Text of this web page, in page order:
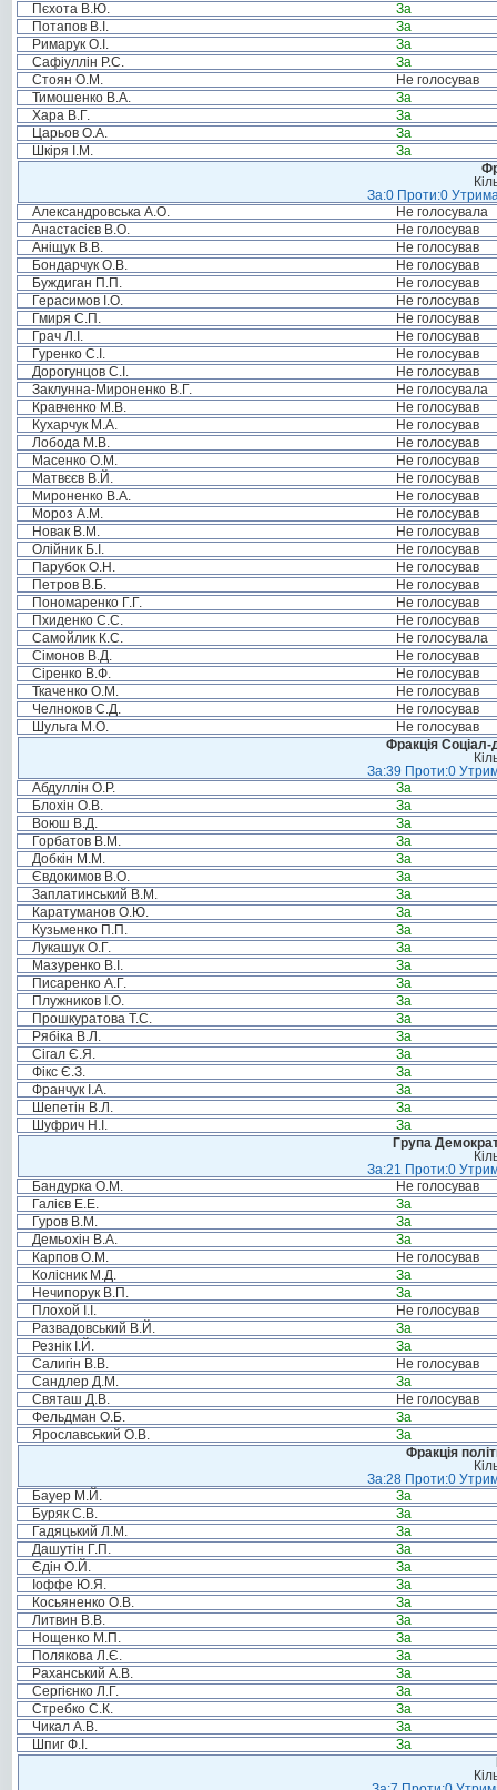
Пєхота В.Ю.
За
Потапов В.І.
За
Римарук О.І.
За
Сафіуллін Р.С.
За
Стоян О.М.
Не голосував
Тимошенко В.А.
За
Хара В.Г.
За
Царьов О.А.
За
Шкіря І.М.
За
За:0 Проти:0
Александровська А.О.
Не голосувала
Анастасієв В.О.
Не голосував
Аніщук В.В.
Не голосував
Бондарчук О.В.
Не голосував
Буждиган П.П.
Не голосував
Герасимов І.О.
Не голосував
Гмиря С.П.
Не голосував
Грач Л.І.
Не голосував
Гуренко С.І.
Не голосував
Дорогунцов С.І.
Не голосував
Заклунна-Мироненко В.Г.
Не голосувала
Кравченко М.В.
Не голосував
Кухарчук М.А.
Не голосував
Лобода М.В.
Не голосував
Масенко О.М.
Не голосував
Матвєєв В.Й.
Не голосував
Мироненко В.А.
Не голосував
Мороз А.М.
Не голосував
Новак В.М.
Не голосував
Олійник Б.І.
Не голосував
Парубок О.Н.
Не голосував
Петров В.Б.
Не голосував
Пономаренко Г.Г.
Не голосував
Пхиденко С.С.
Не голосував
Самойлик К.С.
Не голосувала
Сімонов В.Д.
Не голосував
Сіренко В.Ф.
Не голосував
Ткаченко О.М.
Не голосував
Челноков С.Д.
Не голосував
Шульга М.О.
Не голосував
Фракція Соціал-
За:39 Проти:0
Абдуллін О.Р.
За
Блохін О.В.
За
Воюш В.Д.
За
Горбатов В.М.
За
Добкін М.М.
За
Євдокимов В.О.
За
Заплатинський В.М.
За
Каратуманов О.Ю.
За
Кузьменко П.П.
За
Лукашук О.Г.
За
Мазуренко В.І.
За
Писаренко А.Г.
За
Плужников І.О.
За
Прошкуратова Т.С.
За
Рябіка В.Л.
За
Сігал Є.Я.
За
Фікс Є.З.
За
Франчук І.А.
За
Шепетін В.Л.
За
Шуфрич Н.І.
За
Група
За:21 Проти:0
Бандурка О.М.
Не голосував
Галієв Е.Е.
За
Гуров В.М.
За
Демьохін В.А.
За
Карпов О.М.
Не голосував
Колісник М.Д.
За
Нечипорук В.П.
За
Плохой І.І.
Не голосував
Развадовський В.Й.
За
Резнік І.Й.
За
Салигін В.В.
Не голосував
Сандлер Д.М.
За
Святаш Д.В.
Не голосував
Фельдман О.Б.
За
Ярославський О.В.
За
Фракція
За:28 Проти:0
Бауер М.Й.
За
Буряк С.В.
За
Гадяцький Л.М.
За
Дашутін Г.П.
За
Єдін О.Й.
За
Іоффе Ю.Я.
За
Косьяненко О.В.
За
Литвин В.В.
За
Нощенко М.П.
За
Полякова Л.Є.
За
Раханський А.В.
За
Сергієнко Л.Г.
За
Стребко С.К.
За
Чикал А.В.
За
Шпиг Ф.І.
За